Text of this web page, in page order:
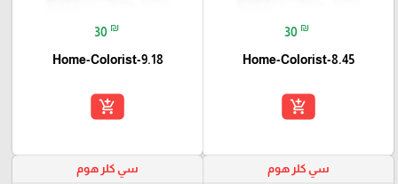
30 ₪
Home-Colorist-8.45
add_shopping_cart
30 ₪
Home-Colorist-9.18
add_shopping_cart
سي كلر هوم سي كلر هوم